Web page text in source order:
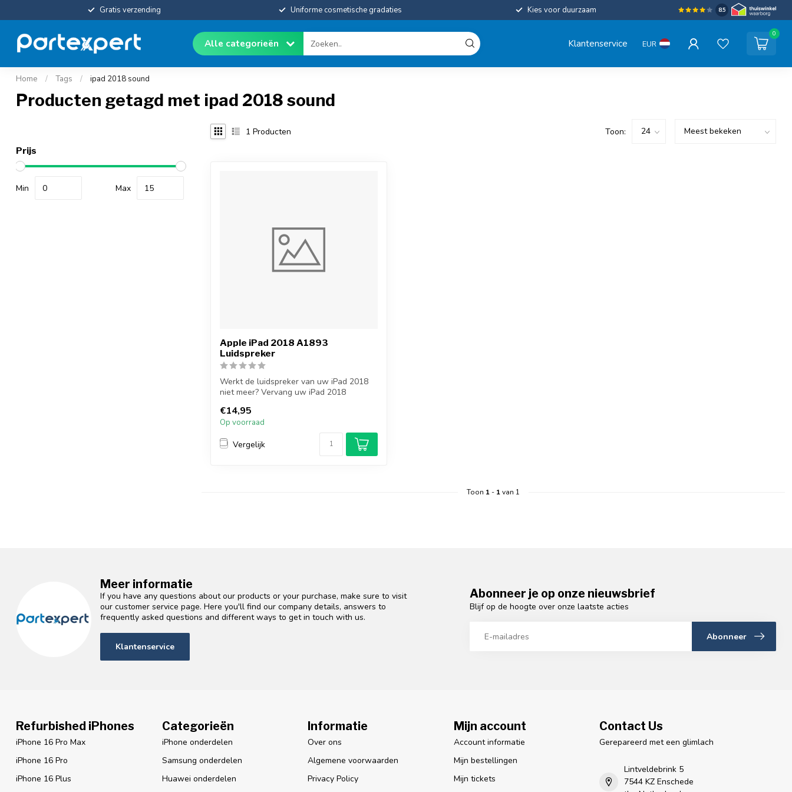
Gratis verzending Uniforme cosmetische gradaties Kies voor duurzaam 8.5
Alle categorieën Klantenservice EUR
0
Home / Tags / ipad 2018 sound
Producten getagd met ipad 2018 sound
Prijs
Min Max
1 Producten Toon:
Apple iPad 2018 A1893
Luidspreker
Werkt de luidspreker van uw iPad 2018
niet meer? Vervang uw iPad 2018
€14,95
Op voorraad
Vergelijk
Toon 1- 1van 1
Meer informatie
If you have any questions about our products or your purchase, make sure to visit
our customer service page. Here you'll find our company details, answers to
frequently asked questions and different ways to get in touch with us.
Klantenservice
Abonneer je op onze nieuwsbrief
Blijf op de hoogte over onze laatste acties
Abonneer
Refurbished iPhones
iPhone 16 Pro Max
iPhone 16 Pro
iPhone 16 Plus
Categorieën
iPhone onderdelen
Samsung onderdelen
Huawei onderdelen
Informatie
Over ons
Algemene voorwaarden
Privacy Policy
Mijn account
Account informatie
Mijn bestellingen
Mijn tickets
Contact Us
Gerepareerd met een glimlach
Lintveldebrink 5
7544 KZ Enschede